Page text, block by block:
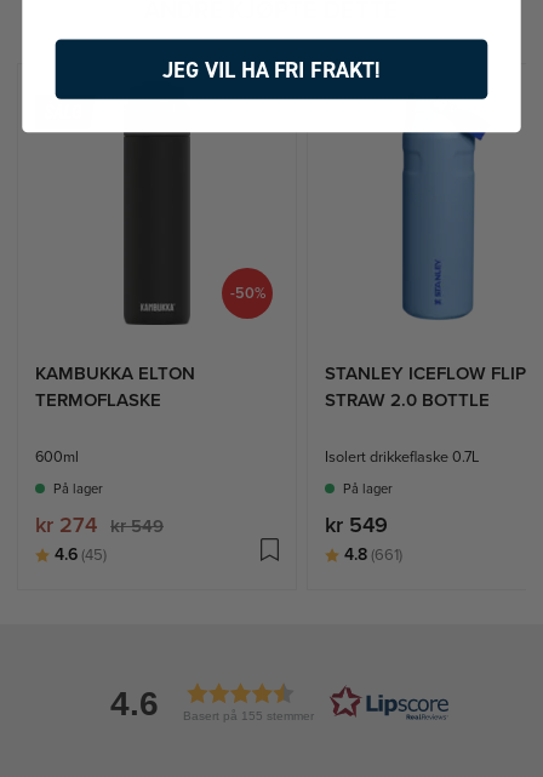
-50%
KAMBUKKA ELTON
TERMOFLASKE
600ml
På lager
kr 274 kr 549
Karakter:
4.6(45)av 5 mulige
STANLEY ICEFLOW FLIP
STRAW 2.0 BOTTLE
Isolert drikkeflaske 0.7L
På lager
kr 549
Karakter:
4.8 (661)
4.6 Basert på 155 stemmer
JEG VIL HA FRI FRAKT!